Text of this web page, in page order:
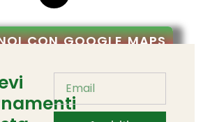
CON GOOGLE MAPS